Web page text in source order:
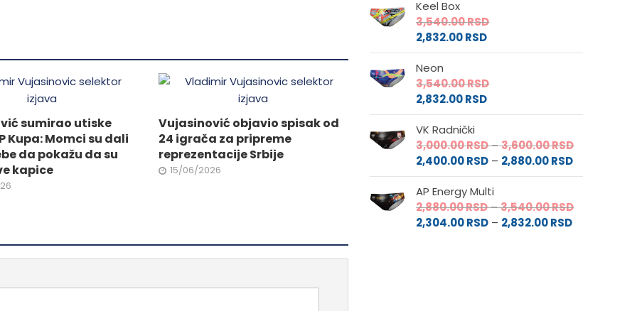
biti
izabrane
proizvoda.
sumirao utiske
Kupa: Momci su dali
da pokažu da su
kapice
Vujasinović objavio spisak od
24 igrača za pripreme
reprezentacije Srbije
15/06/2026
Keel Box
3,540.00RSD
2,832.00RSD
Neon
3,540.00RSD
2,832.00RSD
VK Radnički
3,000.00RSD–3,600.00RSDRaspon
od
do
2,400.00RSD – 2,880.00RSDRaspon
cena:
2,400.00
AP Energy Multi
2,880.00RSD–3,540.00RSDRaspon
2,304.00RSD – 2,832.00RSDRaspon